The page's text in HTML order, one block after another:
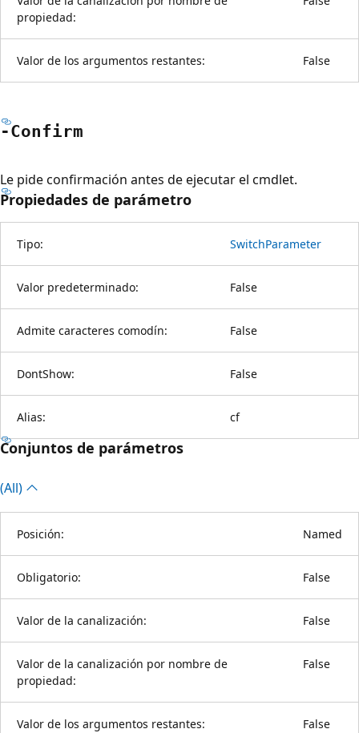
propiedad:
Valor de los argumentos restantes: False
-Confirm
Le pide confirmación antes de ejecutar el cmdlet.
Propiedades de parámetro
Tipo: SwitchParameter
Valor predeterminado: False
Admite caracteres comodín: False
DontShow: False
Alias: cf
Conjuntos de parámetros
(All)
Posición: Named
Obligatorio: False
Valor de la canalización: False
Valor de la canalización por nombre de
propiedad:
False
Valor de los argumentos restantes: False